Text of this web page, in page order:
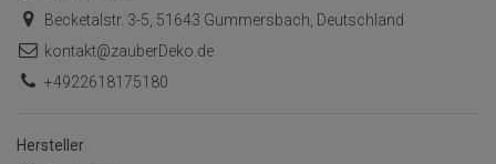
Becketalstr. 3-5, 51643 Gummersbach, Deutschland
kontakt@zauberDeko.de
+4922618175180
Hersteller